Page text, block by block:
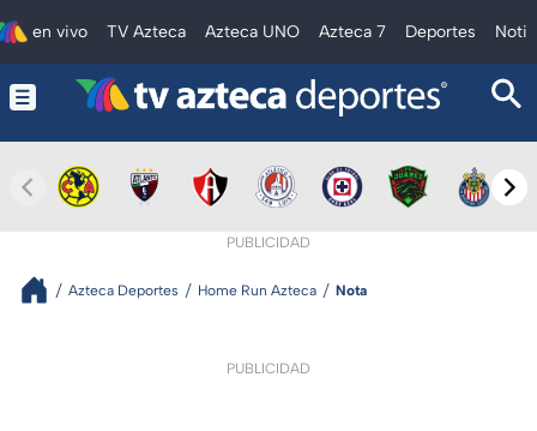
en vivo TV Azteca Azteca UNO Azteca 7 Deportes
PUBLICIDAD
Azteca Deportes Home Run Azteca Nota
PUBLICIDAD